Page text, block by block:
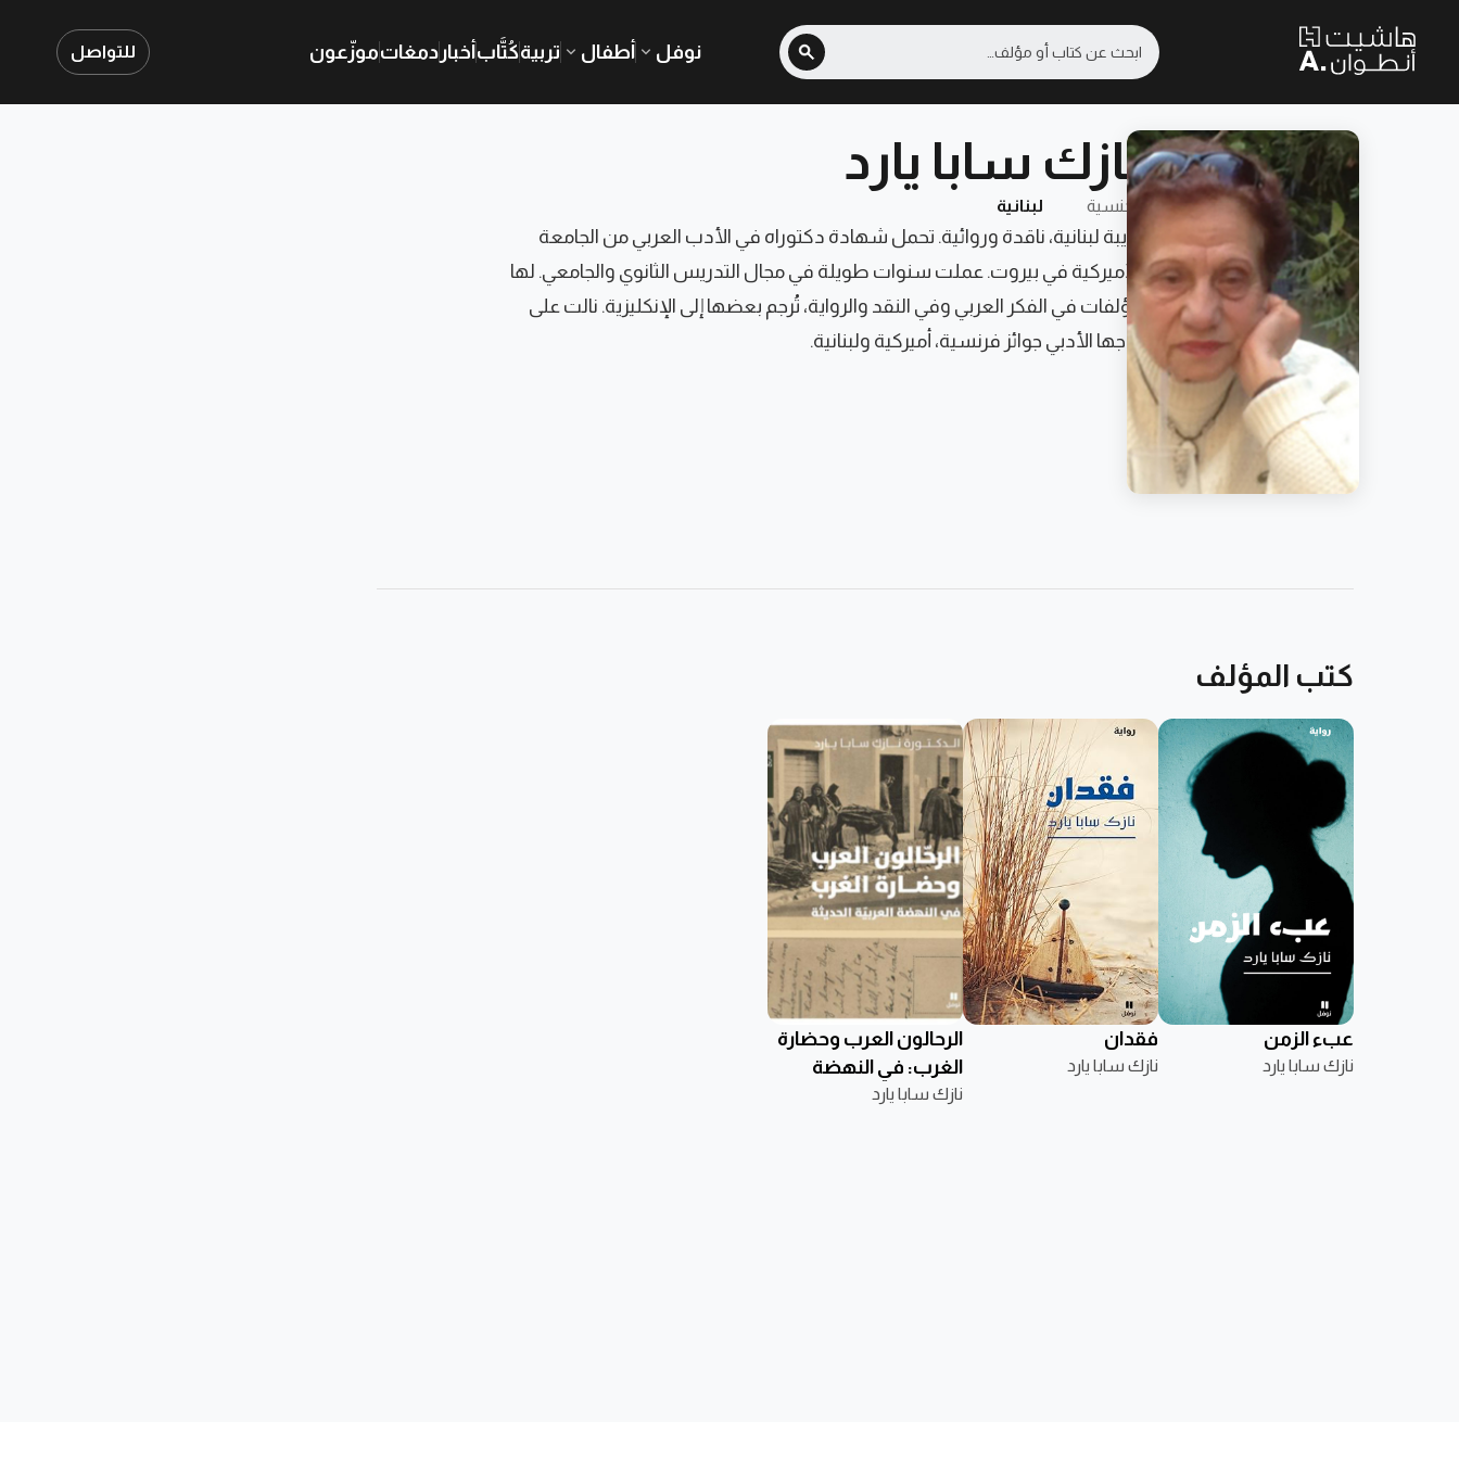
نوفل أطفال تربيةكُتَّابأخبار دمغاتموزّعون للتواصل
نازك سابا يارد
الجنسية لبنانية
أديبة لبنانية، ناقدة وروائية. تحمل شهادة دكتوراه في الأدب العربي من الجامعة
الأميركية في بيروت. عملت سنوات طويلة في مجال التدريس الثانوي والجامعي. لها
مؤلفات في الفكر العربي وفي النقد والرواية، تُرجم بعضها إلى الإنكليزية. نالت على
نتاجها الأدبي جوائز فرنسية، أميركية ولبنانية.
كتب المؤلف
عبء الزمن
نازك سابا يارد
فقدان
نازك سابا يارد
الرحالون العرب وحضارة
الغرب: في النهضة
العربية الحديثة (طبعة
نازك سابا يارد